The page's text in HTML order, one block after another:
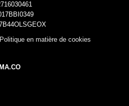
Politique en matière de cookies
MA.CO